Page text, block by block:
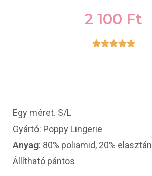
2 100 Ft

Egy méret. S/L
Gyártó: Poppy Lingerie
Anyag: 80% poliamid, 20% elasztán
Állítható pántos